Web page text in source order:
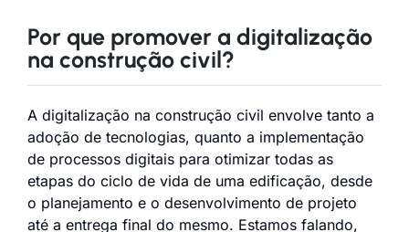
Por que promover a digitalização
na construção civil?
A digitalização na construção civil envolve tanto a
adoção de tecnologias, quanto a implementação
de processos digitais para otimizar todas as
etapas do ciclo de vida de uma edificação, desde
o planejamento e o desenvolvimento de projeto
até a entrega final do mesmo. Estamos falando,